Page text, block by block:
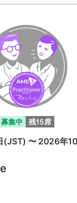
募集中 残15席
〜 2026年